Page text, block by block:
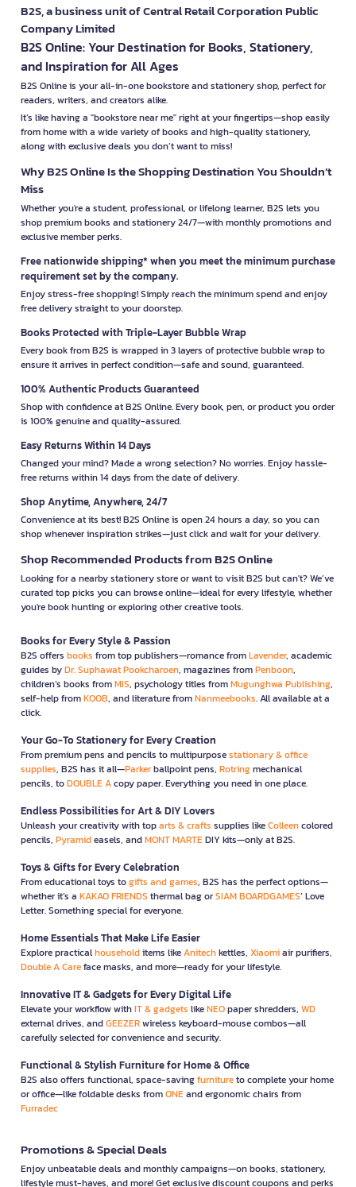
B2S, a business unit of Central Retail Corporation Public
Company Limited
B2S Online: Your Destination for Books, Stationery,
and Inspiration for All Ages
B2S Online is your all-in-one bookstore and stationery shop, perfect for
readers, writers, and creators alike.
It’s like having a "bookstore near me" right at your fingertips—shop easily
from home with a wide variety of books and high-quality stationery,
along with exclusive deals you don’t want to miss!
Why B2S Online Is the Shopping Destination You Shouldn’t
Miss
Whether you're a student, professional, or lifelong learner, B2S lets you
shop premium books and stationery 24/7—with monthly promotions and
exclusive member perks.
Free nationwide shipping* when you meet the minimum purchase
requirement set by the company.
Enjoy stress-free shopping! Simply reach the minimum spend and enjoy
free delivery straight to your doorstep.
Books Protected with Triple-Layer Bubble Wrap
Every book from B2S is wrapped in 3 layers of protective bubble wrap to
ensure it arrives in perfect condition—safe and sound, guaranteed.
100% Authentic Products Guaranteed
Shop with confidence at B2S Online. Every book, pen, or product you order
is 100% genuine and quality-assured.
Easy Returns Within 14 Days
Changed your mind? Made a wrong selection? No worries. Enjoy hassle-
free returns within 14 days from the date of delivery.
Shop Anytime, Anywhere, 24/7
Convenience at its best! B2S Online is open 24 hours a day, so you can
shop whenever inspiration strikes—just click and wait for your delivery.
Shop Recommended Products from B2S Online
Looking for a nearby stationery store or want to visit B2S but can't? We’ve
curated top picks you can browse online—ideal for every lifestyle, whether
you're book hunting or exploring other creative tools.
Books for Every Style & Passion
B2S offers books from top publishers—romance fromLavender, academic
guides byDr. Suphawat Pookcharoen, magazines fromPenboon,
children’s books fromMIS, psychology titles fromMugunghwa Publishing,
self-help fromKOOB, and literature fromNanmeebooks. All available at a
click.
Your Go-To Stationery for Every Creation
From premium pens and pencils to multipurposestationary & office
supplies, B2S has it all—Parkerballpoint pens, Rotringmechanical
pencils, toDOUBLE Acopy paper. Everything you need in one place.
Endless Possibilities for Art & DIY Lovers
Unleash your creativity with toparts & crafts supplies likeColleencolored
pencils, Pyramideasels, andMONT MARTEDIY kits—only at B2S.
Toys & Gifts for Every Celebration
From educational toys togifts and games, B2S has the perfect options—
whether it’s a KAKAO FRIENDS thermal bag orSIAM BOARDGAMES’ Love
Letter. Something special for everyone.
Home Essentials That Make Life Easier
Explore practicalhouseholditems likeAnitechkettles, Xiaomiair purifiers,
Double A Careface masks, and more—ready for your lifestyle.
Innovative IT & Gadgets for Every Digital Life
Elevate your workflow withIT & gadgets likeNEOpaper shredders, WD
external drives, andGEEZERwireless keyboard-mouse combos—all
carefully selected for convenience and security.
Functional & Stylish Furniture for Home & Office
B2S also offers functional, space-savingfurnitureto complete your home
or office—like foldable desks fromONEand ergonomic chairs from
Furradec
Promotions & Special Deals
Enjoy unbeatable deals and monthly campaigns—on books, stationery,
lifestyle must-haves, and more! Get exclusive discount coupons and perks